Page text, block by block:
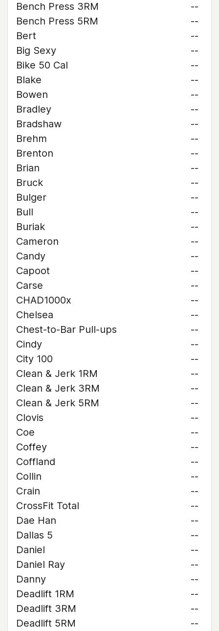
Bench Press 3RM
--
Bench Press 5RM
--
Bert
--
Big Sexy
--
Bike 50 Cal
--
Blake
--
Bowen
--
Bradley
--
Bradshaw
--
Brehm
--
Brenton
--
Brian
--
Bruck
--
Bulger
--
Bull
--
Buriak
--
Cameron
--
Candy
--
Capoot
--
Carse
--
CHAD1000x
--
Chelsea
--
Chest-to-Bar Pull-ups
--
Cindy
--
City 100
--
Clean & Jerk 1RM
--
Clean & Jerk 3RM
--
Clean & Jerk 5RM
--
Clovis
--
Coe
--
Coffey
--
Coffland
--
Collin
--
Crain
--
CrossFit Total
--
Dae Han
--
Dallas 5
--
Daniel
--
Daniel Ray
--
Danny
--
Deadlift 1RM
--
Deadlift 3RM
--
Deadlift 5RM
--